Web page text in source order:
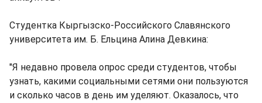
Cтудентка Кыргызско-Российского Славянского
университета им. Б. Ельцина Алина Девкина:
"Я недавно провела опрос среди студентов, чтобы
узнать, какими социальными сетями они пользуются
и сколько часов в день им уделяют. Оказалось, что